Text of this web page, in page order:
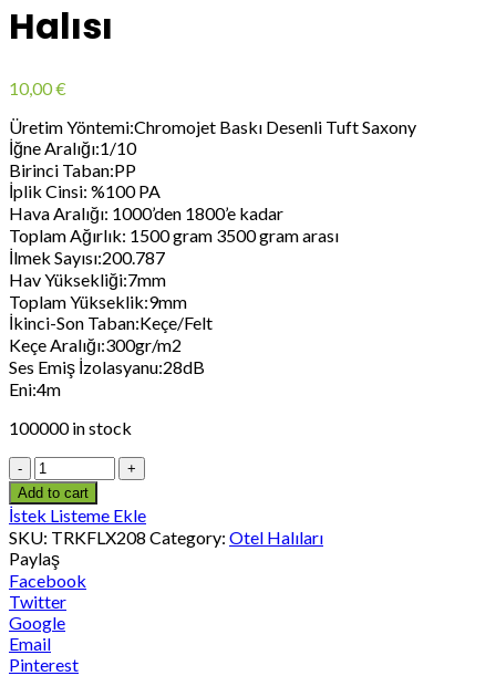
Halısı
10,00€
Üretim Yöntemi:Chromojet Baskı Desenli Tuft Saxony
İğne Aralığı:1/10
Birinci Taban:PP
İplik Cinsi: %100 PA
Hava Aralığı: 1000’den 1800’e kadar
Toplam Ağırlık: 1500 gram 3500 gram arası
İlmek Sayısı:200.787
Hav Yüksekliği:7mm
Toplam Yükseklik:9mm
İkinci-Son Taban:Keçe/Felt
Keçe Aralığı:300gr/m2
Ses Emiş İzolasyanu:28dB
Eni:4m
100000 in stock
Add to cart
İstek Listeme Ekle
SKU: TRKFLX208 Category: Otel Halıları
Paylaş
Facebook
Twitter
Google
Email
Pinterest